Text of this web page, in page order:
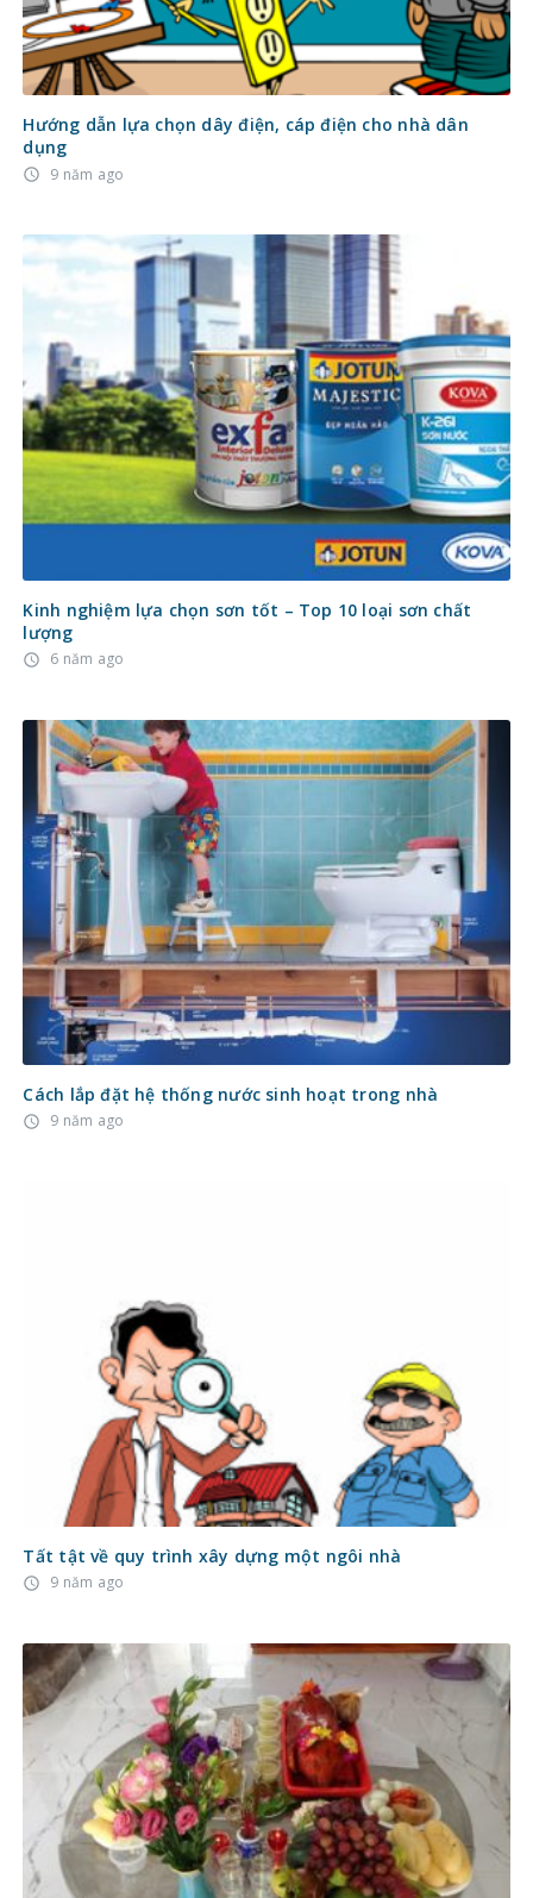
Hướng dẫn lựa chọn dây điện, cáp điện cho nhà dân
dụng
access_time 9 năm ago
Kinh nghiệm lựa chọn sơn tốt – Top 10 loại sơn chất
lượng
access_time 6 năm ago
Cách lắp đặt hệ thống nước sinh hoạt trong nhà
access_time 9 năm ago
Tất tật về quy trình xây dựng một ngôi nhà
access_time 9 năm ago